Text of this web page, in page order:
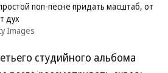
поп-песне придать масштаб, от
дух
Images
студийного альбома